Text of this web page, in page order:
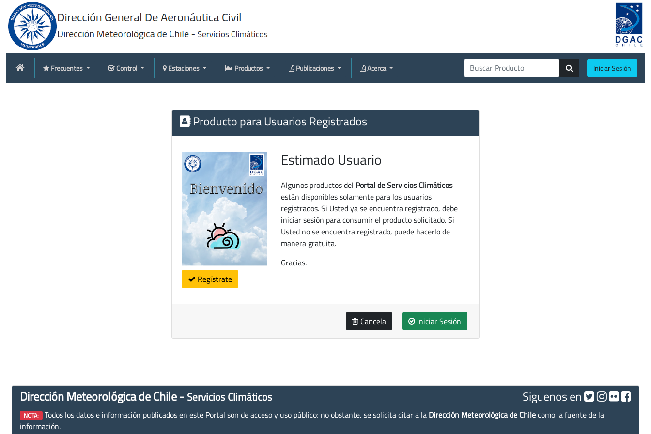
Frecuentes Control Estaciones Productos Publicaciones Acerca Iniciar Sesión
Producto para Usuarios Registrados
Regístrate
Estimado Usuario
Algunos productos del Portal de Servicios Climáticos
están disponibles solamente para los usuarios
registrados. Si Usted ya se encuentra registrado, debe
iniciar sesión para consumir el producto solicitado. Si
Usted no se encuentra registrado, puede hacerlo de
manera gratuita.
Gracias.
Cancela Iniciar Sesión
Dirección Meteorológica de Chile - Servicios Climáticos Siguenos en
NOTA: Todos los datos e información publicados en este Portal son de acceso y uso público; no obstante, se solicita citar a la Dirección Meteorológica de Chilecomo la fuente de la
información.